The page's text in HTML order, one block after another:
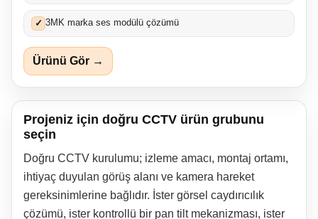
✓ 3MK marka ses modülü çözümü
Ürünü Gör →
Projeniz için doğru CCTV ürün grubunu
seçin
Doğru CCTV kurulumu; izleme amacı, montaj ortamı,
ihtiyaç duyulan görüş alanı ve kamera hareket
gereksinimlerine bağlıdır. İster görsel caydırıcılık
çözümü, ister kontrollü bir pan tilt mekanizması, ister